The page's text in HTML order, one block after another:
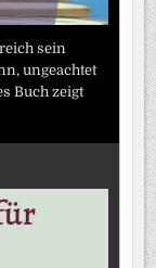
sein
ungeachtet
Buch zeigt